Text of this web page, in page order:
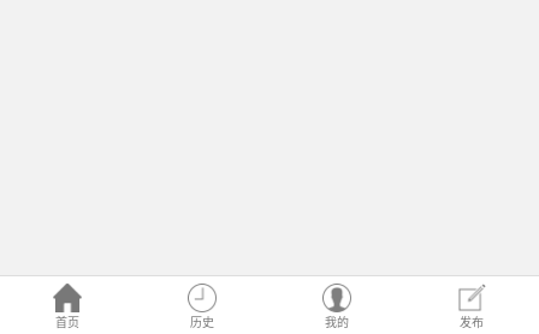
首页 历史 我的 发布